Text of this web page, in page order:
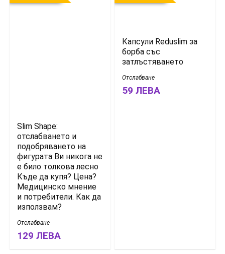
Slim Shape:
отслабването и
подобряването на
фигурата Ви никога не
е било толкова лесно
Къде да купя? Цена?
Медицинско мнение
и потребители. Как да
използвам?
Отслабване
129 ЛЕВA
Капсули Reduslim за
борба със
затлъстяването
Отслабване
59 ЛЕВA